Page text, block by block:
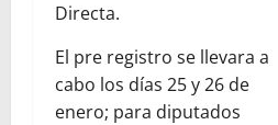
Directa.
El pre registro se llevara a
cabo los días 25 y 26 de
enero; para diputados